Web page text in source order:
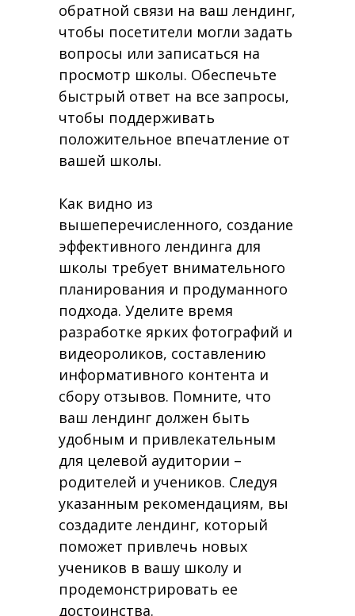
обратной связи на ваш лендинг,
чтобы посетители могли задать
вопросы или записаться на
просмотр школы. Обеспечьте
быстрый ответ на все запросы,
чтобы поддерживать
положительное впечатление от
вашей школы.
Как видно из
вышеперечисленного, создание
эффективного лендинга для
школы требует внимательного
планирования и продуманного
подхода. Уделите время
разработке ярких фотографий и
видеороликов, составлению
информативного контента и
сбору отзывов. Помните, что
ваш лендинг должен быть
удобным и привлекательным
для целевой аудитории –
родителей и учеников. Следуя
указанным рекомендациям, вы
создадите лендинг, который
поможет привлечь новых
учеников в вашу школу и
продемонстрировать ее
достоинства.